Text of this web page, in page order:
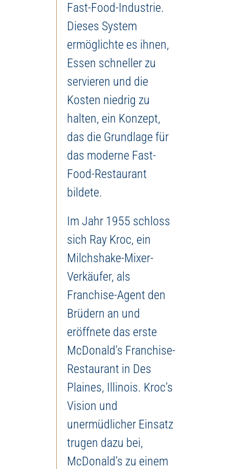
Fast-Food-Industrie.
Dieses System
ermöglichte es ihnen,
Essen schneller zu
servieren und die
Kosten niedrig zu
halten, ein Konzept,
das die Grundlage für
das moderne Fast-
Food-Restaurant
bildete.
Im Jahr 1955 schloss
sich Ray Kroc, ein
Milchshake-Mixer-
Verkäufer, als
Franchise-Agent den
Brüdern an und
eröffnete das erste
McDonald’s Franchise-
Restaurant in Des
Plaines, Illinois. Kroc’s
Vision und
unermüdlicher Einsatz
trugen dazu bei,
McDonald’s zu einem